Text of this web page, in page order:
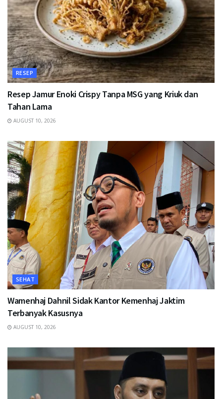
RESEP
Resep Jamur Enoki Crispy Tanpa MSG yang Kriuk dan
Tahan Lama
AUGUST 10, 2026
SEHAT
Wamenhaj Dahnil Sidak Kantor Kemenhaj Jaktim
Terbanyak Kasusnya
AUGUST 10, 2026